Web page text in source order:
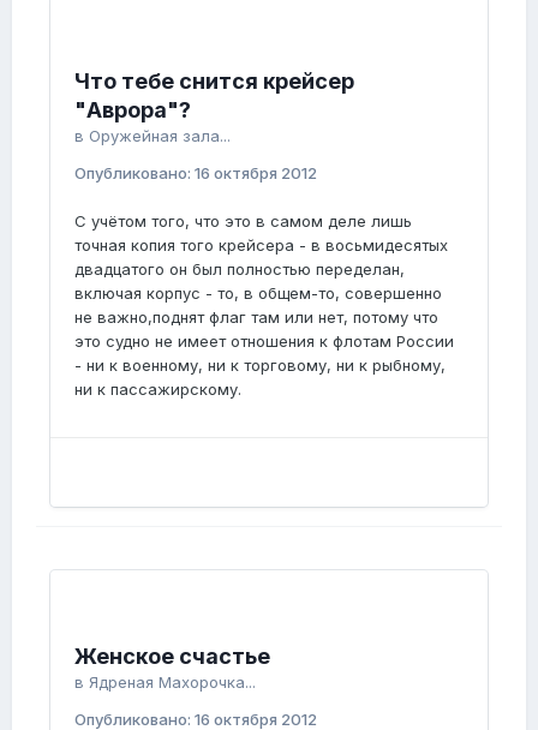
Что тебе снится крейсер
"Аврора"?
в Оружейная зала...
Опубликовано: 16 октября 2012
С учётом того, что это в самом деле лишь
точная копия того крейсера - в восьмидесятых
двадцатого он был полностью переделан,
включая корпус - то, в общем-то, совершенно
не важно,поднят флаг там или нет, потому что
это судно не имеет отношения к флотам России
- ни к военному, ни к торговому, ни к рыбному,
ни к пассажирскому.
Женское счастье
в Ядреная Махорочка...
Опубликовано: 16 октября 2012